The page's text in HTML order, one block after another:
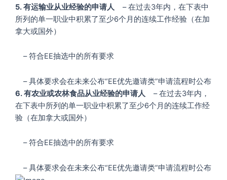
5. 有运输业从业经验的申请人 – 在过去3年内，在下表中
所列的单一职业中积累了至少6个月的连续工作经验（在加
拿大或国外）
– 符合EE抽选中的所有要求
– 具体要求会在未来公布“EE优先邀请类”申请流程时公布
6. 有农业或农林食品从业经验的申请人 – 在过去3年内，
在下表中所列的单一职业中积累了至少6个月的连续工作经
验（在加拿大或国外）
– 符合EE抽选中的所有要求
– 具体要求会在未来公布“EE优先邀请类”申请流程时公布